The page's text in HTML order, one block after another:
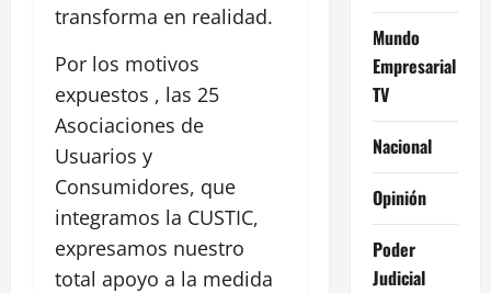
transforma en realidad.
Por los motivos
expuestos , las 25
Asociaciones de
Usuarios y
Consumidores, que
integramos la CUSTIC,
expresamos nuestro
total apoyo a la medida
Mundo
Empresarial
TV
Nacional
Opinión
Poder
Judicial